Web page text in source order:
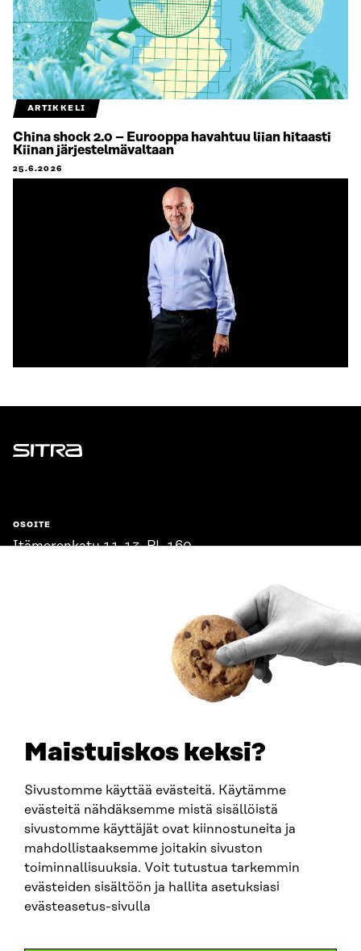
Maistuiskos keksi?
Sivustomme käyttää evästeitä. Käytämme
evästeitä nähdäksemme mistä sisällöistä
sivustomme käyttäjät ovat kiinnostuneita ja
mahdollistaaksemme joitakin sivuston
toiminnallisuuksia. Voit tutustua tarkemmin
evästeiden sisältöön ja hallita asetuksiasi
evästeasetus-sivulla
ARTIKKELI
China shock 2.0 – Eurooppa havahtuu liian hitaasti
Kiinan järjestelmävaltaan
25.6.2026
Sitra
OSOITE
Itämerenkatu 11-13, PL 160,
SITRA SOSIAALISESSA MEDIASSA
LinkedIn
Instagram
YouTube